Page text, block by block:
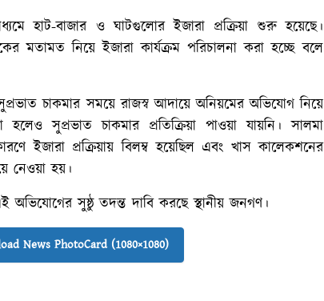
হাট-বাজার ও ঘাটগুলোর ইজারা প্রক্রিয়া শুরু হয়েছে।
মতামত নিয়ে ইজারা কার্যক্রম পরিচালনা করা হচ্ছে বলে
চাকমার সময়ে রাজস্ব আদায়ে অনিয়মের অভিযোগ নিয়ে
সুপ্রভাত চাকমার প্রতিক্রিয়া পাওয়া যায়নি। সালমা
ইজারা প্রক্রিয়ায় বিলম্ব হয়েছিল এবং খাস কালেকশনের
নেওয়া হয়।
সুষ্ঠু তদন্ত দাবি করছে স্থানীয় জনগণ।
News PhotoCard (1080×1080)